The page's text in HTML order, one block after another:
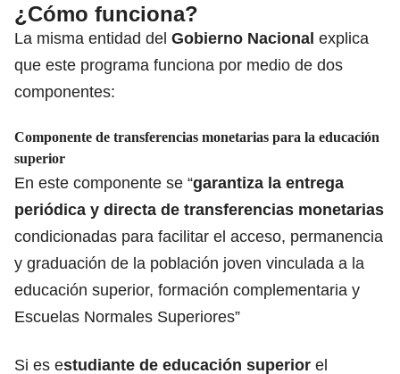
¿Cómo funciona?
La misma entidad del Gobierno Nacional explica
que este programa funciona por medio de dos
componentes:
Componente de transferencias monetarias para la educación
superior
En este componente se “garantiza la entrega
periódica y directa de transferencias monetarias
condicionadas para facilitar el acceso, permanencia
y graduación de la población joven vinculada a la
educación superior, formación complementaria y
Escuelas Normales Superiores”
Si es estudiante de educación superior el